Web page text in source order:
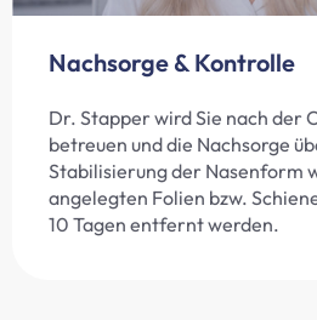
Nachsorge & Kontrolle
Dr. Stapper wird Sie nach der
betreuen und die Nachsorge
Stabilisierung der Nasenform
angelegten Folien bzw.
10 Tagen entfernt werden.